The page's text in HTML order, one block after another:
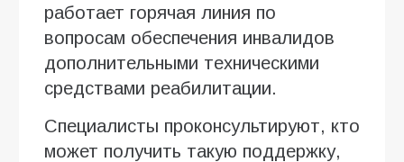
работает горячая линия по
вопросам обеспечения инвалидов
дополнительными техническими
средствами реабилитации.
Специалисты проконсультируют, кто
может получить такую поддержку,